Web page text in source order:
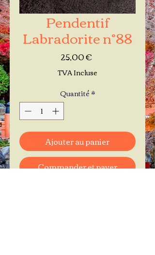
Pendentif
Labradorite n°88
25,00 €Prix
TVA Incluse
Quantité*
Ajouter au panier
Commander et payer